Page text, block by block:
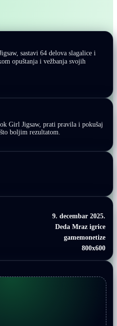
sastavi 64 delova slagalice i
opuštanja i vežbanja svojih
Girl Jigsaw, prati pravila i pokušaj
boljim rezultatom.
9. decembar 2025.
Deda Mraz igrice
gamemonetize
800x600